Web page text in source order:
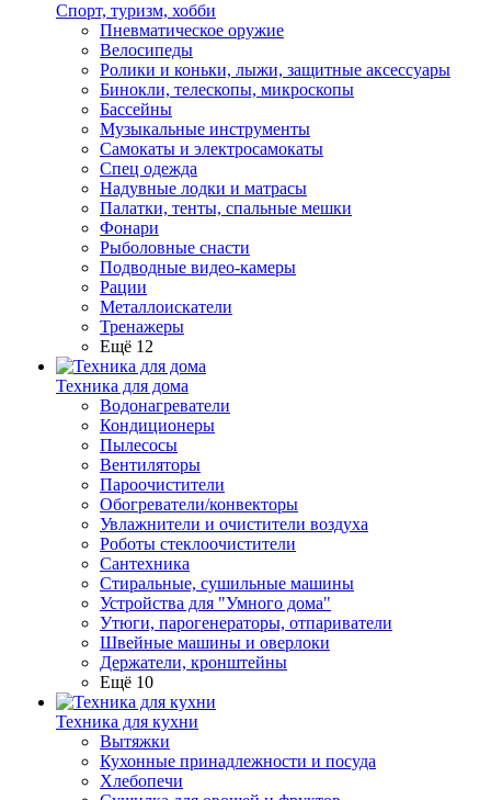
Спорт, туризм, хобби
Пневматическое оружие
Велосипеды
Ролики и коньки, лыжи, защитные аксессуары
Бинокли, телескопы, микроскопы
Бассейны
Музыкальные инструменты
Самокаты и электросамокаты
Спец одежда
Надувные лодки и матрасы
Палатки, тенты, спальные мешки
Фонари
Рыболовные снасти
Подводные видео-камеры
Рации
Металлоискатели
Тренажеры
Ещё 12
Техника для дома
Водонагреватели
Кондиционеры
Пылесосы
Вентиляторы
Пароочистители
Обогреватели/конвекторы
Увлажнители и очистители воздуха
Роботы стеклоочистители
Сантехника
Стиральные, сушильные машины
Устройства для "Умного дома"
Утюги, парогенераторы, отпариватели
Швейные машины и оверлоки
Держатели, кронштейны
Ещё 10
Техника для кухни
Вытяжки
Кухонные принадлежности и посуда
Хлебопечи